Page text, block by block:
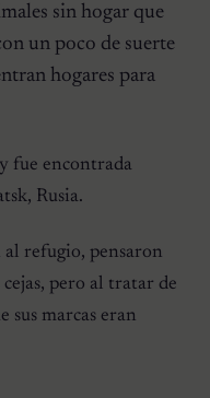
sin hogar que
un poco de suerte
hogares para
fue encontrada
Rusia.
al refugio, pensaron
pero al tratar de
sus marcas eran